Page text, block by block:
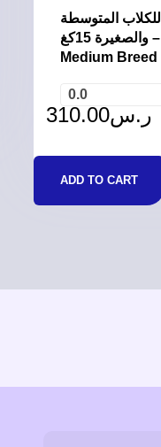
المتوسطة
والصغيرة 15كغ – Applaws Dog Small &
Medium
0.0
ر.س310.00
ADD TO CART